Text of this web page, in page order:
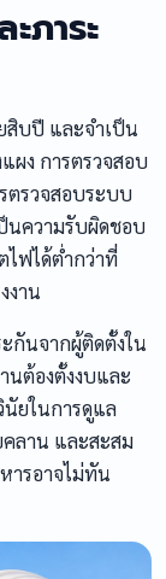
ภาระ
สิบปี และจำเป็น
ผง การตรวจสอบ
ตรวจสอบระบบ
นความรับผิดชอบ
ฟได้ต่ำกว่าที่
งาน
กันจากผู้ติดตั้งใน
นต้องตั้งงบและ
ยในการดูแล
ลาน และสะสม
ารอาจไม่ทัน